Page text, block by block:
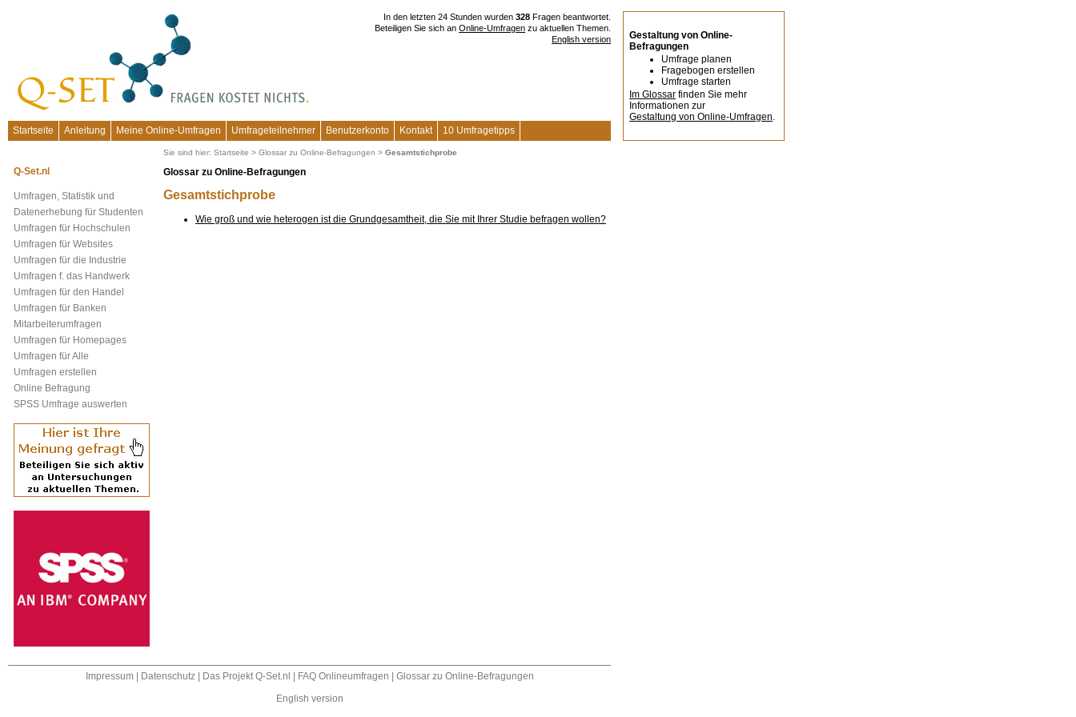
In den letzten 24 Stunden wurden 328 Fragen beantwortet.
Beteiligen Sie sich an Online-Umfragen zu aktuellen Themen.
English version
Gestaltung von Online-
Befragungen
Umfrage planen
Fragebogen erstellen
Umfrage starten
Im Glossar finden Sie mehr
Informationen zur
Gestaltung von Online-Umfragen.
Startseite
Anleitung Meine Online-Umfragen Umfrageteilnehmer Benutzerkonto Kontakt 10 Umfragetipps
Sie sind hier: Startseite > Glossar zu Online-Befragungen > Gesamtstichprobe
Glossar zu Online-Befragungen
Gesamtstichprobe
Wie groß und wie heterogen ist die Grundgesamtheit, die Sie mit Ihrer Studie befragen wollen?
Q-Set.nl
Umfragen, Statistik und
Datenerhebung für Studenten
Umfragen für Hochschulen
Umfragen für Websites
Umfragen für die Industrie
Umfragen f. das Handwerk
Umfragen für den Handel
Umfragen für Banken
Mitarbeiterumfragen
Umfragen für Homepages
Umfragen für Alle
Umfragen erstellen
Online Befragung
SPSS Umfrage auswerten
Impressum| Datenschutz| Das Projekt Q-Set.nl FAQ Onlineumfragen
Glossar zu Online-Befragungen
English version